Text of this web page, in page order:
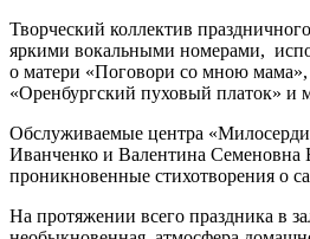
Творческий коллектив
яркими вокальными номерами,
о матери «Поговори со мною
«Оренбургский пуховый платок» и
Обслуживаемые центра
Иванченко и Валентина Семеновна
проникновенные стихотворения о
На протяжении всего праздника в